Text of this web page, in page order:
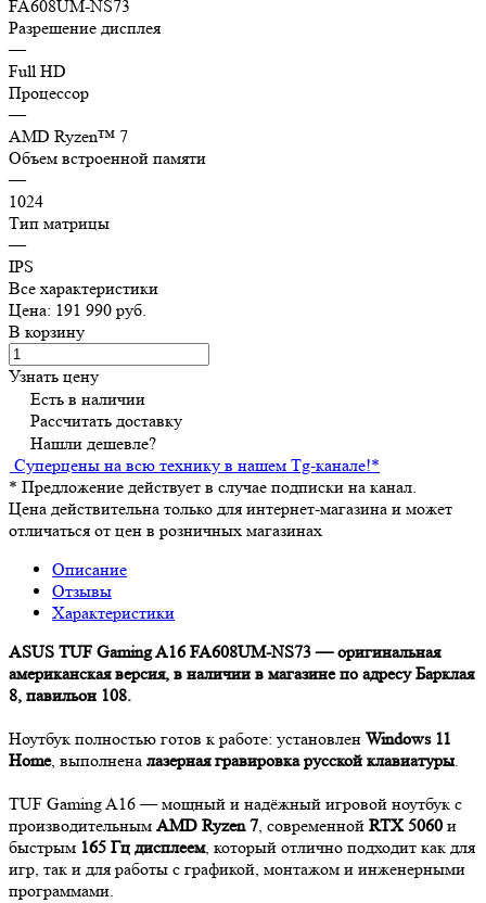
FA608UM-NS73
Разрешение дисплея
—
Full HD
Процессор
—
AMD Ryzen™ 7
Объем встроенной памяти
—
1024
Тип матрицы
—
IPS
Все характеристики
Цена: 191 990 руб.
В корзину
Узнать цену
Есть в наличии
Рассчитать доставку
Нашли дешевле?
Суперцены на всю технику в нашем Tg-канале!*
* Предложение действует в случае подписки на канал.
Цена действительна только для интернет-магазина и может
отличаться от цен в розничных магазинах
Описание
Отзывы
Характеристики
ASUS TUF Gaming A16 FA608UM-NS73 — оригинальная
американская версия, в наличии в магазине по адресу Барклая
8, павильон 108.
Ноутбук полностью готов к работе: установлен Windows 11
Home, выполнена лазерная гравировка русской клавиатуры.
TUF Gaming A16 — мощный и надёжный игровой ноутбук с
производительным AMD Ryzen 7, современной RTX 5060 и
быстрым 165 Гц дисплеем, который отлично подходит как для
игр, так и для работы с графикой, монтажом и инженерными
программами.